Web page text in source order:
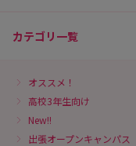
カテゴリ一覧
オススメ！
高校3年生向け
New!!
出張オープンキャンパス